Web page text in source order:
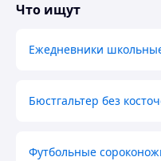
Что ищут
Ежедневники
Бюстгальтер без
Футбольные